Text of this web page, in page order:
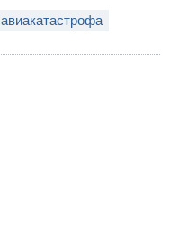
авиакатастрофа